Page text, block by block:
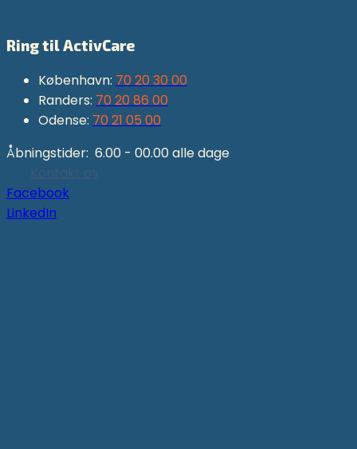
Ring til ActivCare
København: 70 20 30 00
Randers: 70 20 86 00
Odense: 70 21 05 00
Åbningstider: 6.00 - 00.00 alle dage
Kontakt os
Facebook
LinkedIn